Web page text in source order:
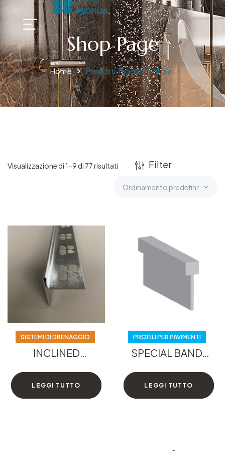
Shop Page
Home Prodotti Taggati “Edilizia”
Visualizzazione di 1-9 di 77 risultati Filter
SISTEMI DI DRENAGGIO
INCLINED
SISTEMI DI DRENAGGIO
LEGGI TUTTO
PROFILI PER PAVIMENTI
SPECIAL BAND-
PROFILI PER PAVIMENTI
LEGGI TUTTO